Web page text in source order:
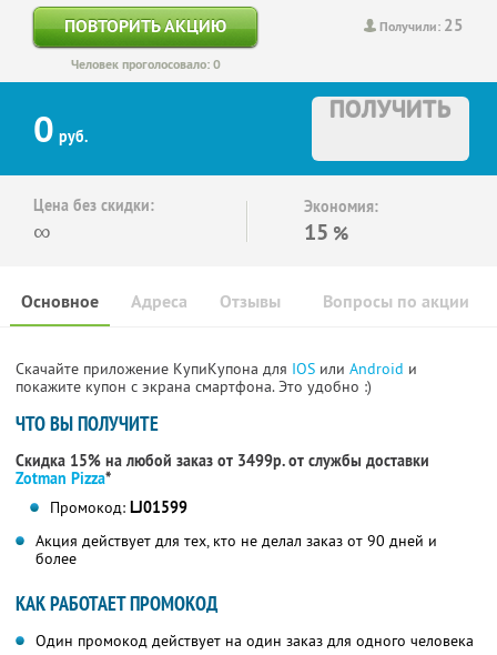
Получили: 25
ПОВТОРИТЬ АКЦИЮ
Человек проголосовало: 0
0 руб.
ПОЛУЧИТЬ
Цена без скидки:
∞
Экономия:
15 %
Основное Отзывы Вопросы по акции
Адреса
Скачайте приложение КупиКупона для IOS или Android и
покажите купон с экрана смартфона. Это удобно :)
ЧТО ВЫ ПОЛУЧИТЕ
Скидка 15% на любой заказ от 3499р. от службы доставки
Zotman Pizza*
Промокод: LJ01599
Акция действует для тех, кто не делал заказ от 90 дней и
более
КАК РАБОТАЕТ ПРОМОКОД
Один промокод действует на один заказ для одного человека